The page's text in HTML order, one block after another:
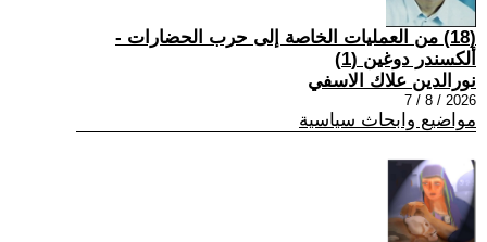
(18) من العمليات الخاصة إلى حرب الحضارات -
ألكسندر دوغين (1)
نورالدين علاك الاسفي
2026 / 8 / 7
مواضيع وابحاث سياسية